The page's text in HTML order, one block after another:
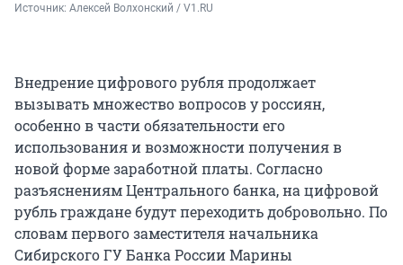
Источник: Алексей Волхонский / V1.RU
Внедрение цифрового рубля продолжает
вызывать множество вопросов у россиян,
особенно в части обязательности его
использования и возможности получения в
новой форме заработной платы. Согласно
разъяснениям Центрального банка, на цифровой
рубль граждане будут переходить добровольно. По
словам первого заместителя начальника
Сибирского ГУ Банка России Марины